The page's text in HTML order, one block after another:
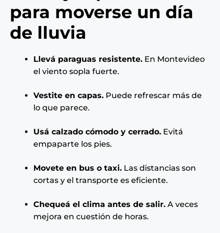
para moverse un día
de lluvia
Llevá paraguas resistente. En Montevideo
el viento sopla fuerte.
Vestite en capas. Puede refrescar más de
lo que parece.
Usá calzado cómodo y cerrado. Evitá
empaparte los pies.
Movete en bus o taxi. Las distancias son
cortas y el transporte es eficiente.
Chequeá el clima antes de salir. A veces
mejora en cuestión de horas.